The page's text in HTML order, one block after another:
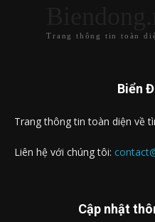
Trang thông tin toàn
Biển
Trang thông tin toàn diện về
Liên hệ với chúng tôi:
Cập nhật